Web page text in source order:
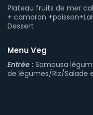
Plateau fruits de mer
+ camaron
Dessert
Menu Veg
Entrée : Samousa
de légumes/Riz/Salade